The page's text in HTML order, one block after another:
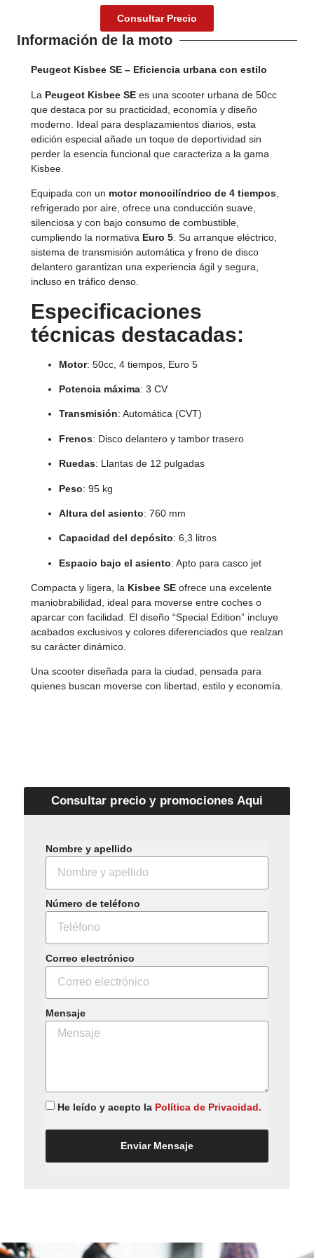
Consultar Precio
Información de la moto
Peugeot Kisbee SE – Eficiencia urbana con estilo
La Peugeot Kisbee SE es una scooter urbana de 50cc
que destaca por su practicidad, economía y diseño
moderno. Ideal para desplazamientos diarios, esta
edición especial añade un toque de deportividad sin
perder la esencia funcional que caracteriza a la gama
Kisbee.
Equipada con un motor monocilíndrico de 4 tiempos
refrigerado por aire, ofrece una conducción suave,
silenciosa y con bajo consumo de combustible,
cumpliendo la normativa Euro 5 . Su arranque eléctrico,
sistema de transmisión automática y freno de disco
delantero garantizan una experiencia ágil y segura,
incluso en tráfico denso.
Especificaciones
técnicas destacadas:
Motor: 50cc, 4 tiempos, Euro 5
Potencia máxima: 3 CV
Transmisión: Automática (CVT)
Frenos: Disco delantero y tambor trasero
Ruedas: Llantas de 12 pulgadas
Peso: 95 kg
Altura del asiento: 760 mm
Capacidad del depósito: 6,3 litros
Espacio bajo el asiento: Apto para casco jet
Compacta y ligera, la Kisbee SE ofrece una excelente
maniobrabilidad, ideal para moverse entre coches o
aparcar con facilidad. El diseño “Special Edition” incluye
acabados exclusivos y colores diferenciados que realzan
su carácter dinámico.
Una scooter diseñada para la ciudad, pensada para
quienes buscan moverse con libertad, estilo y economía.
Consultar precio y promociones Aqui
Nombre y apellido
Número de teléfono
Correo electrónico
Mensaje
He leído y acepto la Política de Privacidad.
Enviar Mensaje